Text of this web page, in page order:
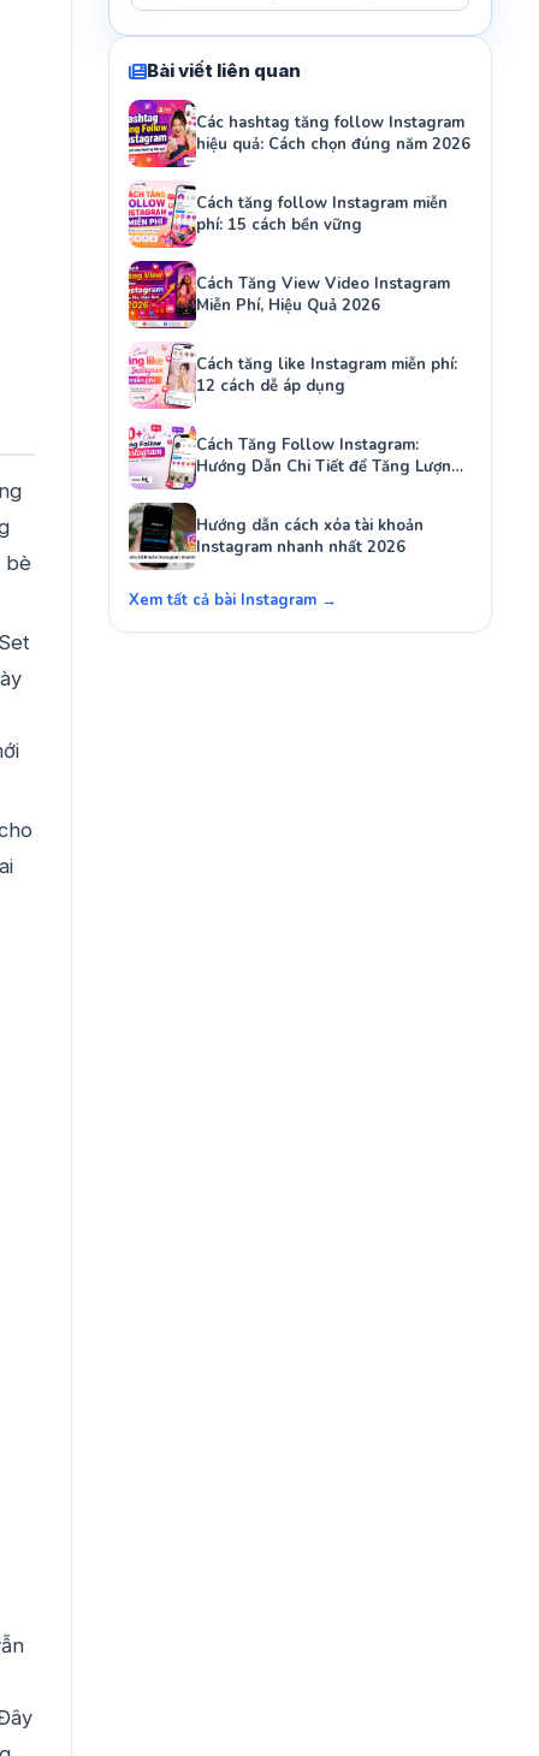
bè
Bài viết liên quan
Các hashtag tăng follow Instagram
hiệu quả: Cách chọn đúng năm 2026
Cách tăng follow Instagram miễn
phí: 15 cách bền vững
Cách Tăng View Video Instagram
Miễn Phí, Hiệu Quả 2026
Cách tăng like Instagram miễn phí:
12 cách dễ áp dụng
Cách Tăng Follow Instagram:
Hướng Dẫn Chi Tiết để Tăng Lượng
Người Theo Dõi Của Bạn
Hướng dẫn cách xóa tài khoản
Instagram nhanh nhất 2026
Xem tất cả bài Instagram →